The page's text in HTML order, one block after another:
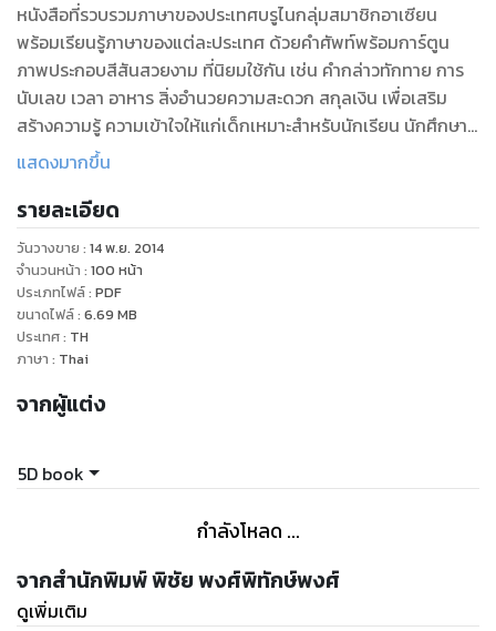
หนังสือที่รวบรวมภาษาของประเทศบรูไนกลุ่มสมาชิกอาเซียน
พร้อมเรียนรู้ภาษาของแต่ละประเทศ ด้วยคำศัพท์พร้อมการ์ตูน
ภาพประกอบสีสันสวยงาม ที่นิยมใช้กัน เช่น คำกล่าวทักทาย การ
นับเลข เวลา อาหาร สิ่งอำนวยความสะดวก สกุลเงิน เพื่อเสริม
สร้างความรู้ ความเข้าใจให้แก่เด็กเหมาะสำหรับนักเรียน นักศึกษา
และบุคคลทั่วไป เพื่อใช้เตรียมความพร้อมสู่การเข้าเป็นประชาคม
แสดงมากขึ้น
รายละเอียด
วันวางขาย : 14 พ.ย. 2014
จำนวนหน้า : 100 หน้า
ประเภทไฟล์: PDF
ขนาดไฟล์: 6.69 MB
ประเทศ: TH
ภาษา : Thai
จากผู้แต่ง
5D book
กำลังโหลด ...
จากสำนักพิมพ์ พิชัย พงศ์พิทักษ์พงศ์
ดูเพิ่มเติม